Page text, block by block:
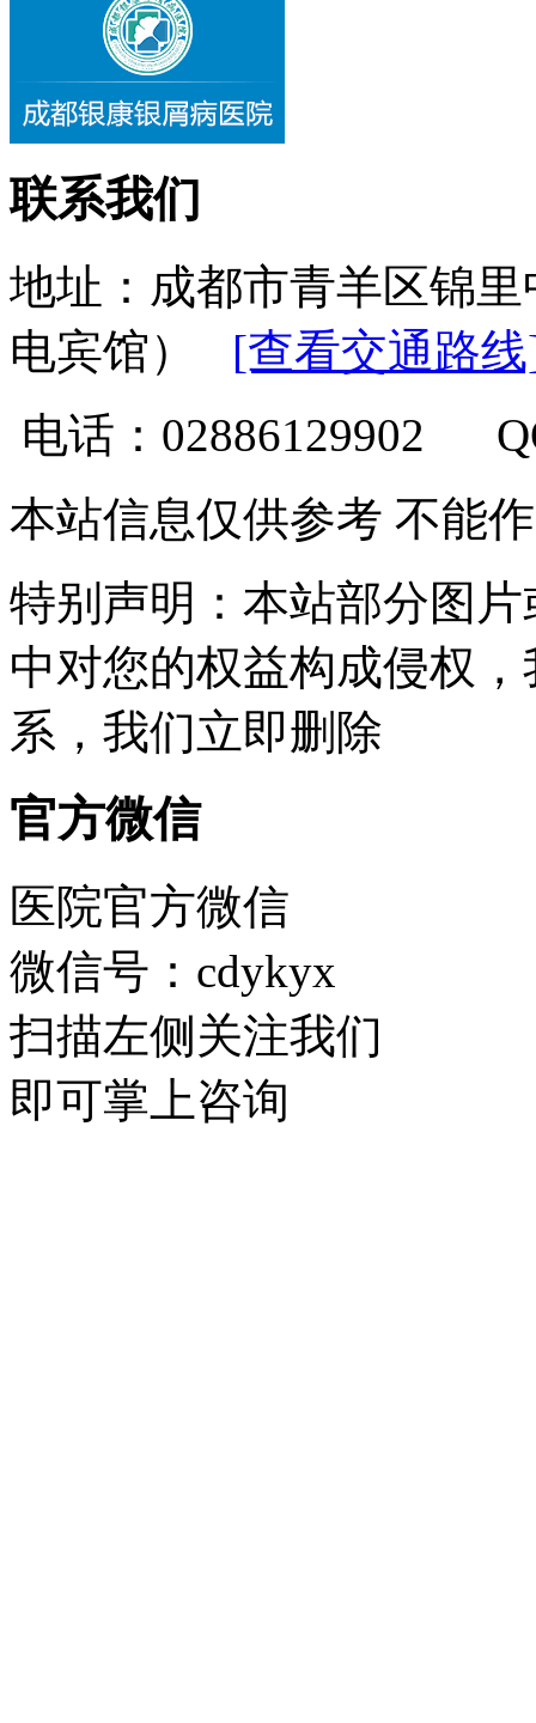
联系我们
地址：成都市青羊区锦
电宾馆） [查看交通路
电话：02886129902
本站信息仅供参考 不能
特别声明：本站部分图
中对您的权益构成侵权
系，我们立即删除
官方微信
医院官方微信
微信号：cdykyx
扫描左侧关注我们
即可掌上咨询